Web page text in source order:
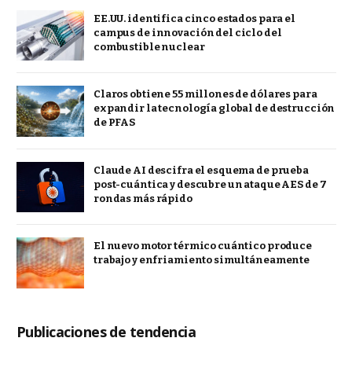
EE.UU. identifica cinco estados para el
campus de innovación del ciclo del
combustible nuclear
Claros obtiene 55 millones de dólares para
expandir la tecnología global de destrucción
de PFAS
Claude AI descifra el esquema de prueba
post-cuántica y descubre un ataque AES de 7
rondas más rápido
El nuevo motor térmico cuántico produce
trabajo y enfriamiento simultáneamente
Publicaciones de tendencia